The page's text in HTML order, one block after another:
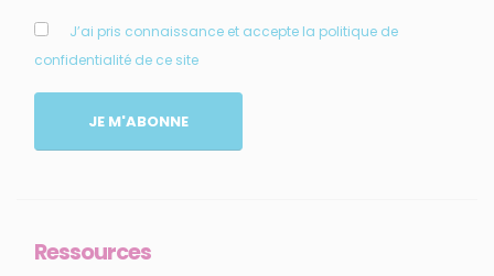
J’ai pris connaissance et accepte la politique de
confidentialité de ce site
JE M'ABONNE
Ressources
MENU
NOS SERVICES